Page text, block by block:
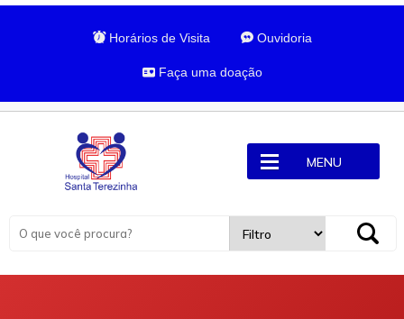
Horários de Visita Ouvidoria
Faça uma doação
MENU